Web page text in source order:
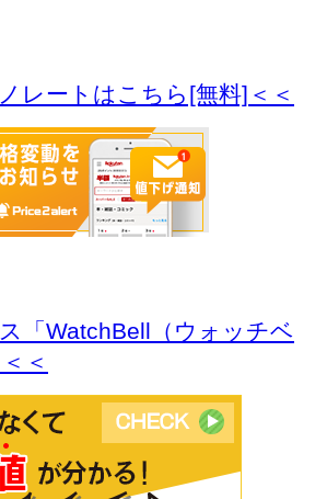
レートはこちら[無料]＜＜
「WatchBell（ウォッチベ
＜